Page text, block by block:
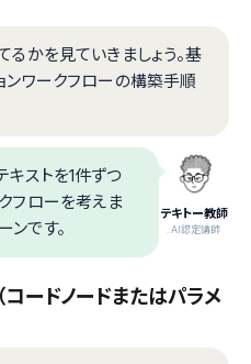
かを見ていきましょう。基
ンワークフローの構築手順
テキトー教師
.AI認定講師
キストを1件ずつ
フローを考えま
ンです。
ードノードまたはパラメ